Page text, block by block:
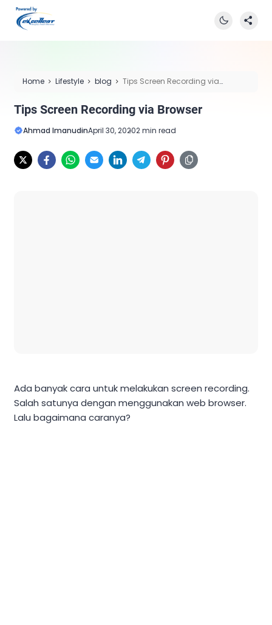
Home Lifestyle blog
Tips Screen Recording via
Tips Screen Recording via Browser
Ahmad ImanudinApril 30, 20202 min read
Ada banyak cara untuk melakukan screen recording.
Salah satunya dengan menggunakan web browser.
Lalu bagaimana caranya?